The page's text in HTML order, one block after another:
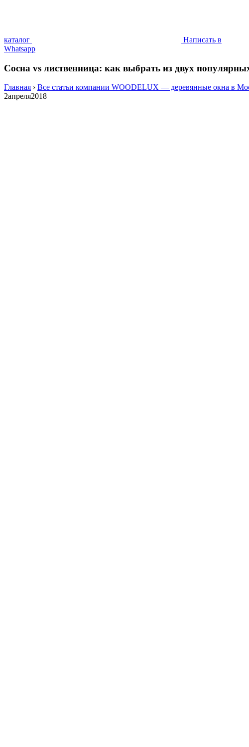
каталог
Написать в
Whatsapp
Сосна vs лиственница: как выбрать из двух
Главная › Все статьи компании WOODELUX — деревянные окна в
2апреля2018